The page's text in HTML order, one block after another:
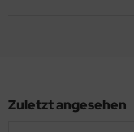
Zuletzt angesehen